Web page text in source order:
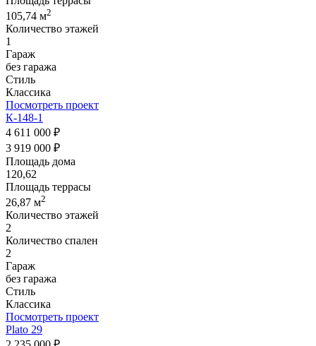
105,74 м2
Количество этажей
1
Гараж
без гаража
Стиль
Классика
Посмотреть проект
К-148-1
4 611 000 ₽
3 919 000 ₽
Площадь дома
120,62
Площадь террасы
26,87 м2
Количество этажей
2
Количество спален
2
Гараж
без гаража
Стиль
Классика
Посмотреть проект
Plato 29